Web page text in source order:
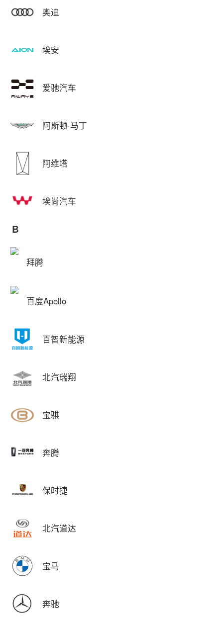
奥迪
埃安
爱驰汽车
阿斯顿·马丁
阿维塔
埃尚汽车
B
拜腾
百度Apollo
百智新能源
北汽瑞翔
宝骐
奔腾
保时捷
北汽道达
宝马
奔驰